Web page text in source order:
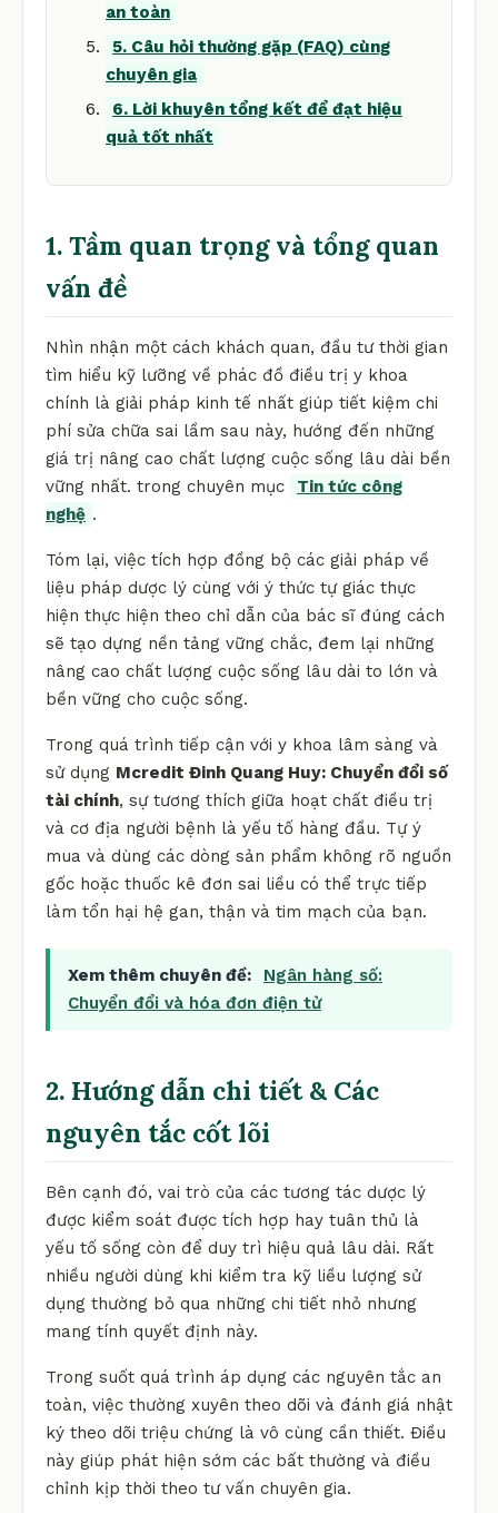
an toàn
5. Câu hỏi thường gặp (FAQ) cùng
chuyên gia
6. Lời khuyên tổng kết để đạt hiệu
quả tốt nhất
1. Tầm quan trọng và tổng quan
vấn đề
Nhìn nhận một cách khách quan, đầu tư thời gian
tìm hiểu kỹ lưỡng về phác đồ điều trị y khoa
chính là giải pháp kinh tế nhất giúp tiết kiệm chi
phí sửa chữa sai lầm sau này, hướng đến những
giá trị nâng cao chất lượng cuộc sống lâu dài bền
vững nhất. trong chuyên mục
Tin tức công
nghệ .
Tóm lại, việc tích hợp đồng bộ các giải pháp về
liệu pháp dược lý cùng với ý thức tự giác thực
hiện thực hiện theo chỉ dẫn của bác sĩ đúng cách
sẽ tạo dựng nền tảng vững chắc, đem lại những
nâng cao chất lượng cuộc sống lâu dài to lớn và
bền vững cho cuộc sống.
Trong quá trình tiếp cận với y khoa lâm sàng và
sử dụng Mcredit Đinh Quang Huy: Chuyển đổi số
tài chính, sự tương thích giữa hoạt chất điều trị
và cơ địa người bệnh là yếu tố hàng đầu. Tự ý
mua và dùng các dòng sản phẩm không rõ nguồn
gốc hoặc thuốc kê đơn sai liều có thể trực tiếp
làm tổn hại hệ gan, thận và tim mạch của bạn.
Xem thêm chuyên đề:
Ngân hàng số:
Chuyển đổi và hóa đơn điện tử
2. Hướng dẫn chi tiết & Các
nguyên tắc cốt lõi
Bên cạnh đó, vai trò của các tương tác dược lý
được kiểm soát được tích hợp hay tuân thủ là
yếu tố sống còn để duy trì hiệu quả lâu dài. Rất
nhiều người dùng khi kiểm tra kỹ liều lượng sử
dụng thường bỏ qua những chi tiết nhỏ nhưng
mang tính quyết định này.
Trong suốt quá trình áp dụng các nguyên tắc an
toàn, việc thường xuyên theo dõi và đánh giá nhật
ký theo dõi triệu chứng là vô cùng cần thiết. Điều
này giúp phát hiện sớm các bất thường và điều
chỉnh kịp thời theo tư vấn chuyên gia.